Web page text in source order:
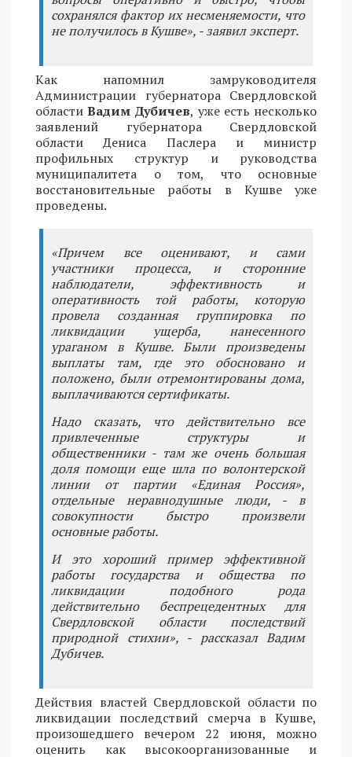
сохранялся фактор их несменяемости, что
не получилось в Кушве», - заявил эксперт.
Как напомнил замруководителя
Администрации губернатора Свердловской
областиВадим Дубичев, уже есть несколько
заявлений губернатора Свердловской
области Дениса Паслера и министр
профильных структур и руководства
муниципалитета о том, что основные
восстановительные работы в Кушве уже
проведены.
«Причем все оценивают, и сами
участники процесса, и сторонние
наблюдатели, эффективность и
оперативность той работы, которую
провела созданная группировка по
ликвидации ущерба, нанесенного
ураганом в Кушве. Были произведены
выплаты там, где это обосновано и
положено, были отремонтированы дома,
выплачиваются сертификаты.
Надо сказать, что действительно все
привлеченные структуры и
общественники - там же очень большая
доля помощи еще шла по волонтерской
линии от партии «Единая Россия»,
отдельные неравнодушные люди, - в
совокупности быстро произвели
основные работы.
И это хороший пример эффективной
работы государства и общества по
ликвидации подобного рода
действительно беспрецедентных для
Свердловской области последствий
природной стихии», - рассказал Вадим
Дубичев.
Действия властей Свердловской области по
ликвидации последствий смерча в Кушве,
произошедшего вечером 22 июня, можно
оценить как высокоорганизованные и